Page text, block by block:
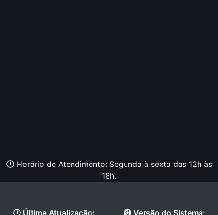
Horário de Atendimento: Segunda à sexta das 12h às
18h.
Última Atualização: Versão do Sistema: